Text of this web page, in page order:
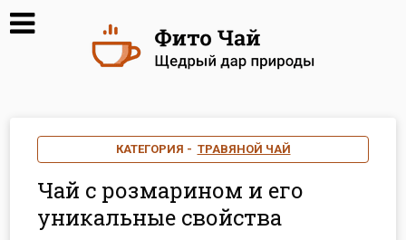
КАТЕГОРИЯ - ТРАВЯНОЙ ЧАЙ
Чай с розмарином и его
уникальные свойства